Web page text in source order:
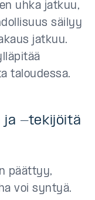
uhka jatkuu,
säilyy
jatkuu.
taloudessa.
ja -tekijöitä
päättyy,
voi syntyä.